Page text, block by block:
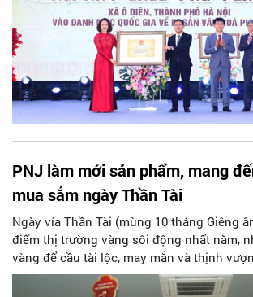
PNJ làm mới sản phẩm, mang
mua sắm ngày Thần Tài
Ngày vía Thần Tài (mùng 10 tháng Giêng
điểm thị trường vàng sôi động nhất năm,
vàng để cầu tài lộc, may mắn và thịnh
Công ty Cổ phần Vàng bạc Đá quý Phú
nghiên cứu đưa ra nhiều sản phẩm Vía